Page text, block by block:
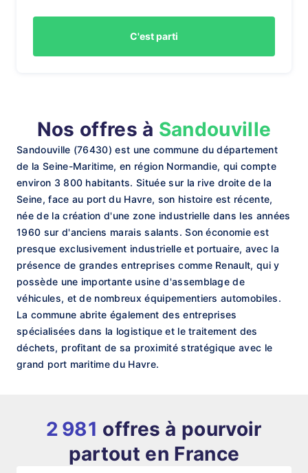
C'est parti
Nos offres à Sandouville
Sandouville (76430) est une commune du département
de la Seine-Maritime, en région Normandie, qui compte
environ 3 800 habitants. Située sur la rive droite de la
Seine, face au port du Havre, son histoire est récente,
née de la création d'une zone industrielle dans les années
1960 sur d'anciens marais salants. Son économie est
presque exclusivement industrielle et portuaire, avec la
présence de grandes entreprises comme Renault, qui y
possède une importante usine d'assemblage de
véhicules, et de nombreux équipementiers automobiles.
La commune abrite également des entreprises
spécialisées dans la logistique et le traitement des
déchets, profitant de sa proximité stratégique avec le
grand port maritime du Havre.
2 981 offres à pourvoir
partout en France